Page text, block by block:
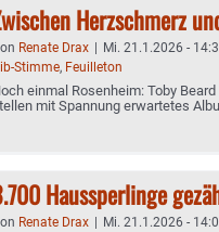
Herzschmerz
Renate Drax | Mi. 21.1.2026 -
Stimme, Feuilleton
einmal Rosenheim: Toby
mit Spannung erwartetes
Haussperlinge
Renate Drax | Mi. 21.1.2026 -